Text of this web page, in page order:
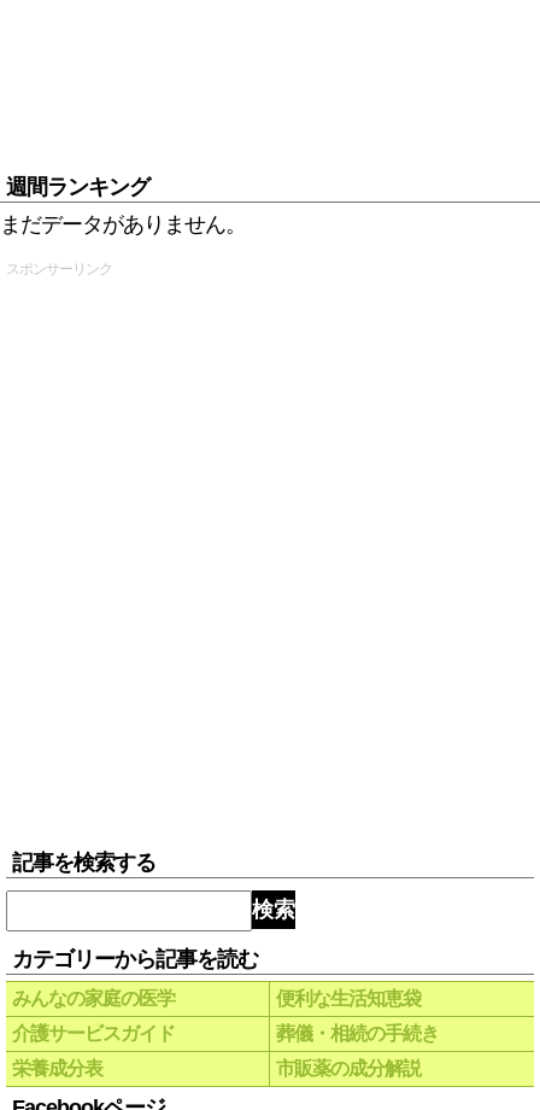
週間ランキング
まだデータがありません。
スポンサーリンク
記事を検索する
検索
カテゴリーから記事を読む
みんなの家庭の医学
便利な生活知恵袋
介護サービスガイド
葬儀・相続の手続き
栄養成分表
市販薬の成分解説